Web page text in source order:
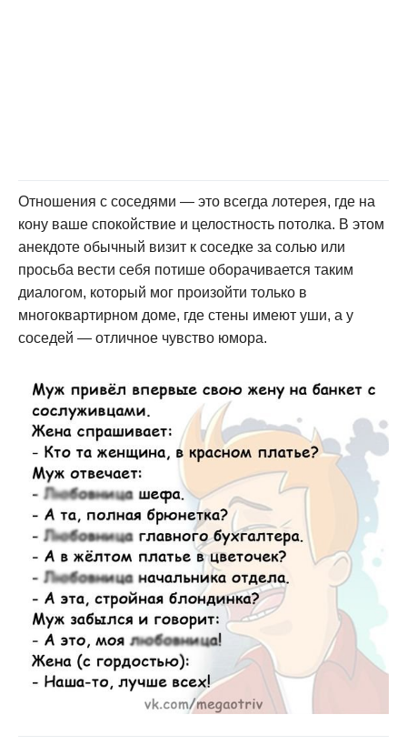
Отношения с соседями — это всегда лотерея, где на
кону ваше спокойствие и целостность потолка. В этом
анекдоте обычный визит к соседке за солью или
просьба вести себя потише оборачивается таким
диалогом, который мог произойти только в
многоквартирном доме, где стены имеют уши, а у
соседей — отличное чувство юмора.